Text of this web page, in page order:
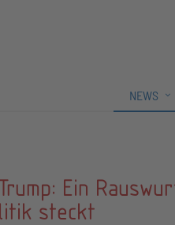
NEWS
Ein
steckt